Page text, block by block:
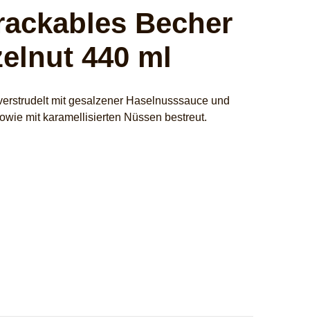
Becher
440 ml
mit gesalzener Haselnusssauce und
mit karamellisierten Nüssen bestreut.